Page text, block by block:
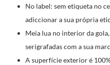
No label: sem etiqueta no
adiccionar a sua própria
Meia lua no interior da
serigrafadas com a sua
A superfície exterior é